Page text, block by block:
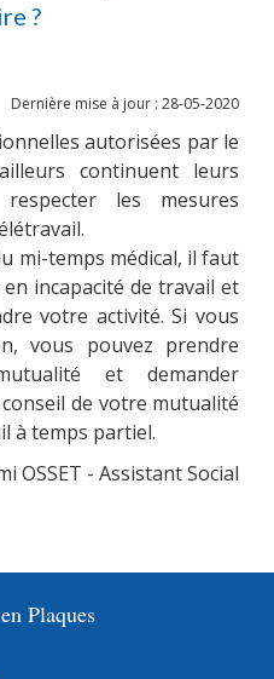
?
Dernière mise à jour : 28-05-2020
autorisées par le
continuent leurs
les mesures
mi-temps médical, il faut
incapacité de travail et
votre activité. Si vous
vous pouvez prendre
et demander
de votre mutualité
à temps partiel.
OSSET - Assistant Social
Plaques